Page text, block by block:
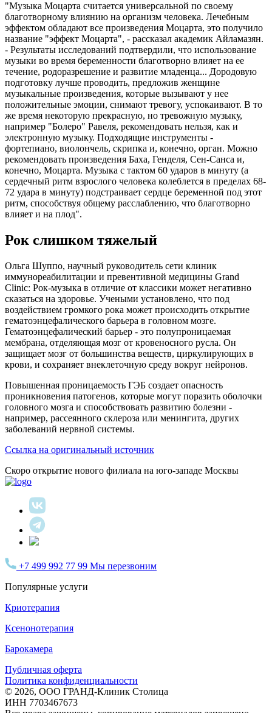
"Музыка Моцарта считается универсальной по своему
благотворному влиянию на организм человека. Лечебным
эффектом обладают все произведения Моцарта, это получило
название "эффект Моцарта", - рассказал академик Айламазян.
- Результаты исследований подтвердили, что использование
музыки во время беременности благотворно влияет на ее
течение, родоразрешение и развитие младенца... Дородовую
подготовку лучше проводить, предложив женщине
музыкальные произведения, которые вызывают у нее
положительные эмоции, снимают тревогу, успокаивают. В то
же время некоторую прекрасную, но тревожную музыку,
например "Болеро" Равеля, рекомендовать нельзя, как и
электронную музыку. Подходящие инструменты -
фортепиано, виолончель, скрипка и, конечно, орган. Можно
рекомендовать произведения Баха, Генделя, Сен-Санса и,
конечно, Моцарта. Музыка с тактом 60 ударов в минуту (а
сердечный ритм взрослого человека колеблется в пределах 68-
72 удара в минуту) подстраивает сердце беременной под этот
ритм, способствуя общему расслаблению, что благотворно
влияет и на плод".
Рок слишком тяжелый
Ольга Шуппо, научный руководитель сети клиник
иммунореабилитации и превентивной медицины Grand
Clinic: Рок-музыка в отличие от классики может негативно
сказаться на здоровье. Учеными установлено, что под
воздействием громкого рока может происходить открытие
гематоэнцефалического барьера в головном мозге.
Гематоэнцефалический барьер - это полупроницаемая
мембрана, отделяющая мозг от кровеносного русла. Он
защищает мозг от большинства веществ, циркулирующих в
крови, и сохраняет внеклеточную среду вокруг нейронов.
Повышенная проницаемость ГЭБ создает опасность
проникновения патогенов, которые могут поразить оболочки
головного мозга и способствовать развитию болезни -
например, рассеянного склероза или менингита, других
заболеваний нервной системы.
Ссылка на оригинальный источник
Скоро открытие нового филиала на юго-западе Москвы
+7 499 992 77 99 Мы перезвоним
Популярные услуги
Криотерапия
Ксенонотерапия
Барокамера
Публичная оферта
Политика конфиденциальности
© 2026, ООО ГРАНД-Клиник Столица
ИНН 7703467673